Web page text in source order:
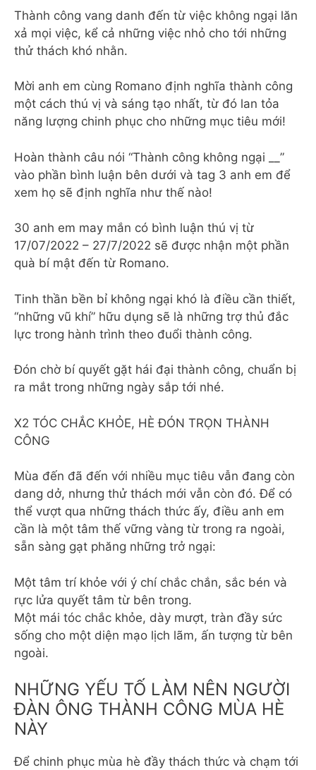
Thành công vang danh đến từ việc không ngại lăn
xả mọi việc, kể cả những việc nhỏ cho tới những
thử thách khó nhằn.
Mời anh em cùng Romano định nghĩa thành công
một cách thú vị và sáng tạo nhất, từ đó lan tỏa
năng lượng chinh phục cho những mục tiêu mới!
Hoàn thành câu nói “Thành công không ngại __”
vào phần bình luận bên dưới và tag 3 anh em để
xem họ sẽ định nghĩa như thế nào!
30 anh em may mắn có bình luận thú vị từ
17/07/2022 – 27/7/2022 sẽ được nhận một phần
quà bí mật đến từ Romano.
Tinh thần bền bỉ không ngại khó là điều cần thiết,
“những vũ khí” hữu dụng sẽ là những trợ thủ đắc
lực trong hành trình theo đuổi thành công.
Đón chờ bí quyết gặt hái đại thành công, chuẩn bị
ra mắt trong những ngày sắp tới nhé.
X2 TÓC CHẮC KHỎE, HÈ ĐÓN TRỌN THÀNH
CÔNG
Mùa đến đã đến với nhiều mục tiêu vẫn đang còn
dang dở, nhưng thử thách mới vẫn còn đó. Để có
thể vượt qua những thách thức ấy, điều anh em
cần là một tâm thế vững vàng từ trong ra ngoài,
sẵn sàng gạt phăng những trở ngại:
Một tâm trí khỏe với ý chí chắc chắn, sắc bén và
rực lửa quyết tâm từ bên trong.
Một mái tóc chắc khỏe, dày mượt, tràn đầy sức
sống cho một diện mạo lịch lãm, ấn tượng từ bên
ngoài.
NHỮNG YẾU TỐ LÀM NÊN NGƯỜI
ĐÀN ÔNG THÀNH CÔNG MÙA HÈ
NÀY
Để chinh phục mùa hè đầy thách thức và chạm tới